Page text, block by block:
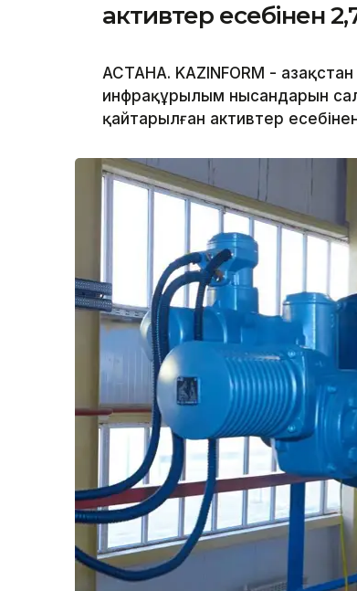
активтер есебінен
АСТАНА. KAZINFORM -
инфрақұрылым нысандарын
қайтарылған активтер